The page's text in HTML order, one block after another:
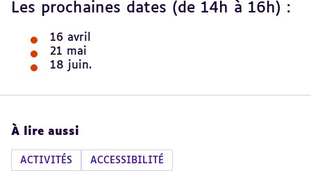
Les prochaines dates (de 14h à 16h) :
16 avril
21 mai
18 juin.
À lire aussi
ACTIVITÉS ACCESSIBILITÉ